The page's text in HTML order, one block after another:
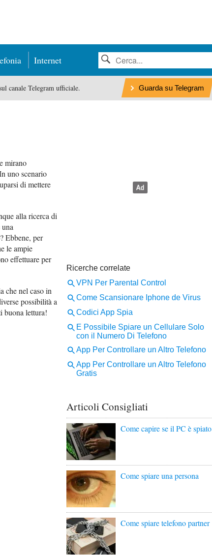
Internet
canale Telegram ufficiale. Guarda su Telegram
mirano
uno scenario
di mettere
alla ricerca di
? Ebbene, per
le ampie
effettuare per
che nel caso in
possibilità a
buona lettura!
Articoli Consigliati
Come capire se il PC è spiato
Come spiare una persona
Come spiare telefono partner